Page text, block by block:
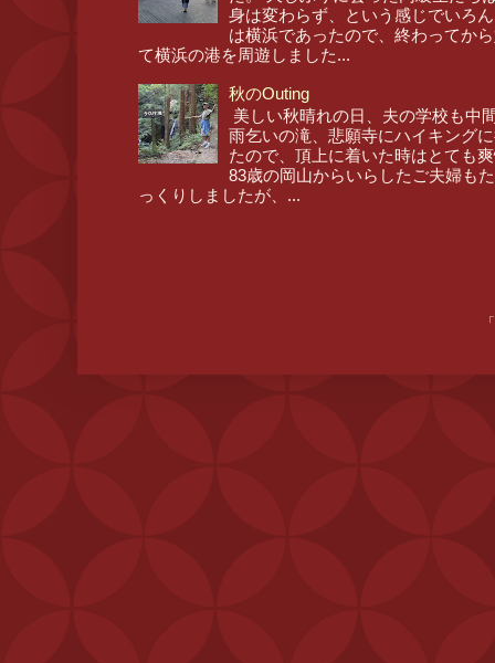
身は変わらず、という感じでいろ
は横浜であったので、終わってか
て横浜の港を周遊しました...
秋のOuting
美しい秋晴れの日、夫の学校も中
雨乞いの滝、悲願寺にハイキング
たので、頂上に着いた時はとても
83歳の岡山からいらしたご夫婦も
っくりしましたが、...